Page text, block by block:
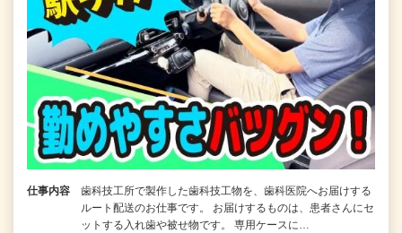
仕事内容
歯科技工所で製作した歯科技工物を、歯科医院へお届けする
ルート配送のお仕事です。 お届けするものは、患者さんにセ
ットする入れ歯や被せ物です。 専用ケースに…